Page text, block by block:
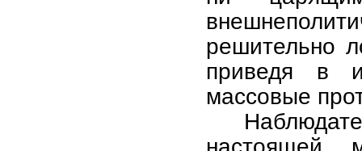
решительно
приведя в
массовые